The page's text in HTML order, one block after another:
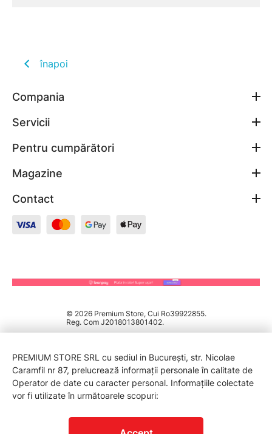
înapoi
Compania
Servicii
Pentru cumpărători
Magazine
Contact
© 2026 Premium Store, Cui Ro39922855.
Reg. Com J2018013801402.
PREMIUM STORE SRL cu sediul in București, str. Nicolae
Caramfil nr 87, prelucrează informații personale în calitate de
Operator de date cu caracter personal. Informațiile colectate
vor fi utilizate în următoarele scopuri: